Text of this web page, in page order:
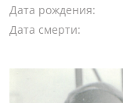
Дата рождения:
Дата смерти: